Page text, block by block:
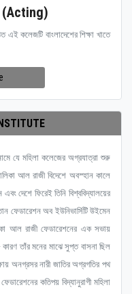
এই কলেজটি বাংলাদেশের শিক্ষা খাতে
যে মহিলা কলেজের অগ্রযাত্রা শুরু
আল রাজী বিদেশে অবস্হান কালে
দেশে ফিরেই তিনি বিশ্ববিদ্যালয়ের
ফেডারেশন অব ইউনিভার্সিটি উইমেন
আল রাজী ফেডারেশনের এক সভায়
তাঁর মনের মাঝে সুপ্ত বাসনা ছিল
অনগ্রসর নারী জাতির অগ্রগতির পথ
কতিপয় বিদ্যানুরাগী মহিলা